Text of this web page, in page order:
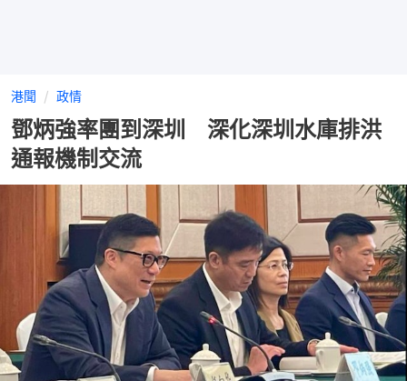
港聞 政情
鄧炳強率團到深圳 深化深圳水庫排洪
通報機制交流